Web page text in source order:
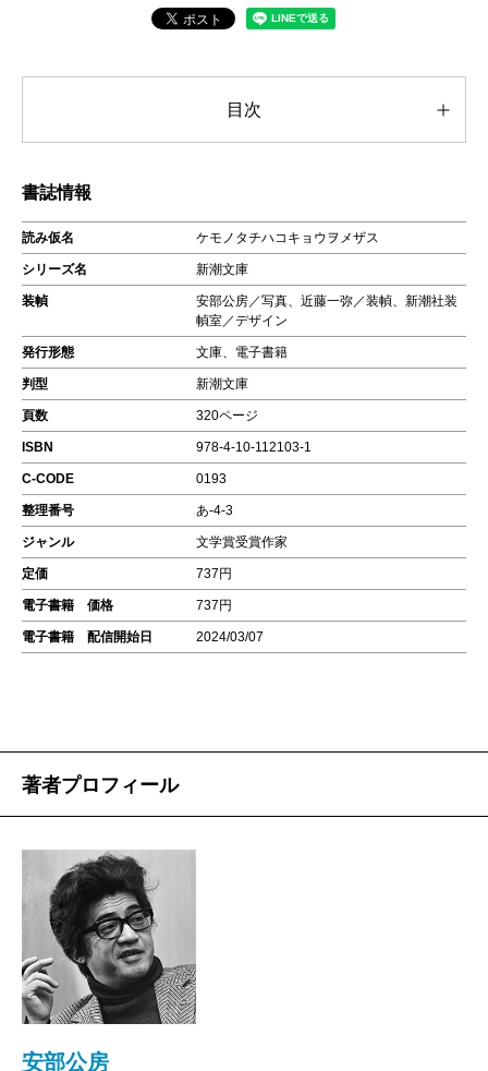
目次
書誌情報
読み仮名 ケモノタチハコキョウヲメザス
シリーズ名 新潮文庫
装幀
安部公房／写真、近藤一弥／装幀、新潮社装
幀室／デザイン
発行形態 文庫、電子書籍
判型 新潮文庫
頁数 320ページ
ISBN 978-4-10-112103-1
C-CODE 0193
整理番号 あ-4-3
ジャンル 文学賞受賞作家
定価 737円
電子書籍 価格 737円
電子書籍 配信開始日 2024/03/07
著者プロフィール
安部公房